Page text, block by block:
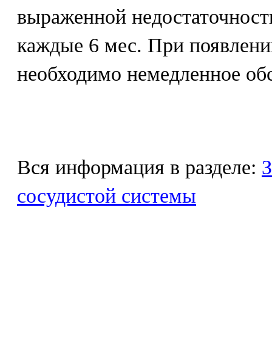
выраженной
каждые 6 мес. При
необходимо немедленное
Вся информация в разделе:
сосудистой системы